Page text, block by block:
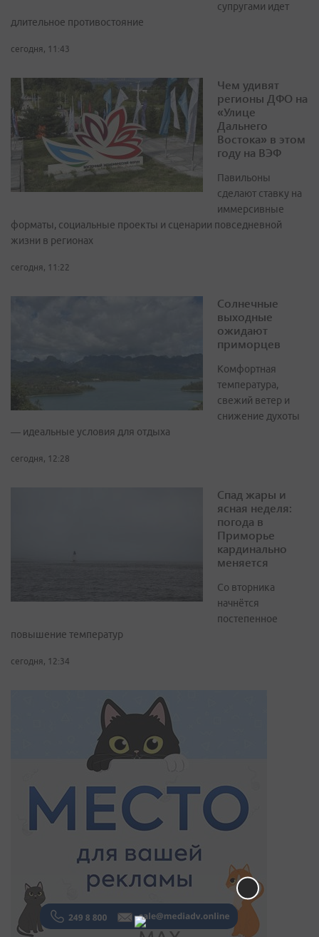
супругами идет
длительное противостояние
сегодня, 11:43
Чем удивят
регионы ДФО на
«Улице
Дальнего
Востока» в этом
году на ВЭФ
Павильоны
сделают ставку на
иммерсивные
форматы, социальные проекты и сценарии повседневной
жизни в регионах
сегодня, 11:22
Солнечные
выходные
ожидают
приморцев
Комфортная
температура,
свежий ветер и
снижение духоты
— идеальные условия для отдыха
сегодня, 12:28
Спад жары и
ясная неделя:
погода в
Приморье
кардинально
меняется
Со вторника
начнётся
постепенное
повышение температур
сегодня, 12:34